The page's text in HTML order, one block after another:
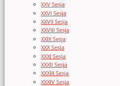
XXV Sesja
XXVI Sesja
XXVII Sesja
XXVIII Sesja
XXIX Sesja
XXX Sesja
XXXI Sesja
XXXII Sesja
XXXIII Sesja
XXXIV Sesja